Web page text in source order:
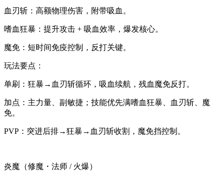
血刃斩：高额物理伤害，附带吸血。
嗜血狂暴：提升攻击 + 吸血效率，爆发核心。
魔免：短时间免疫控制，反打关键。
玩法要点：
单刷：狂暴→血刃斩循环，吸血续航，残血魔免反打。
加点：主力量、副敏捷；技能优先满嗜血狂暴、血刃斩、魔
免。
PVP：突进后排→狂暴→血刃斩收割，魔免挡控制。
炎魔（修魔・法师 / 火爆）